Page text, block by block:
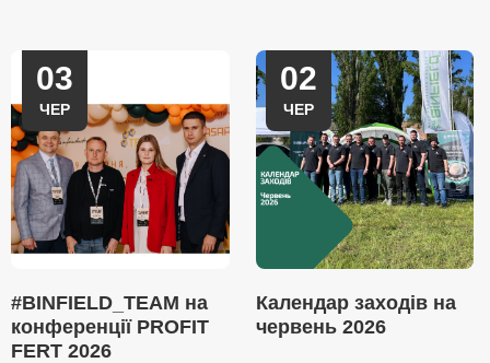
03
ЧЕР
#BINFIELD_TEAM на
конференції PROFIT
FERT 2026
02
ЧЕР
Календар заходів на
червень 2026